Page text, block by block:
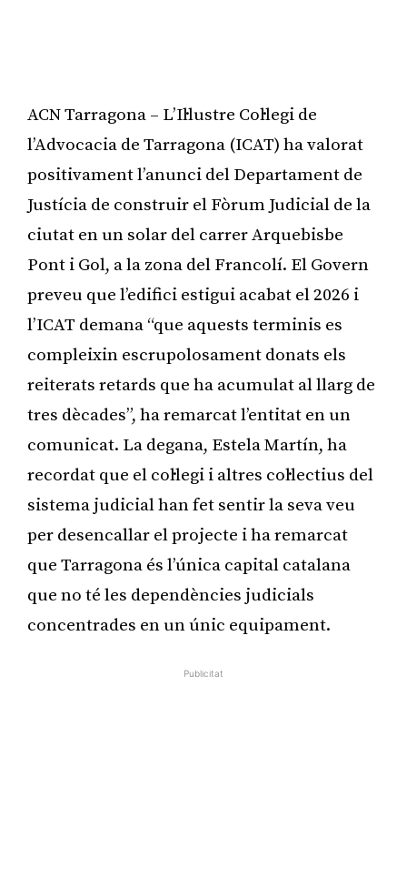
ACN Tarragona – L’Il·lustre Col·legi de
l’Advocacia de Tarragona (ICAT) ha valorat
positivament l’anunci del Departament de
Justícia de construir el Fòrum Judicial de la
ciutat en un solar del carrer Arquebisbe
Pont i Gol, a la zona del Francolí. El Govern
preveu que l’edifici estigui acabat el 2026 i
l’ICAT demana “que aquests terminis es
compleixin escrupolosament donats els
reiterats retards que ha acumulat al llarg de
tres dècades”, ha remarcat l’entitat en un
comunicat. La degana, Estela Martín, ha
recordat que el col·legi i altres col·lectius del
sistema judicial han fet sentir la seva veu
per desencallar el projecte i ha remarcat
que Tarragona és l’única capital catalana
que no té les dependències judicials
concentrades en un únic equipament.
Publicitat